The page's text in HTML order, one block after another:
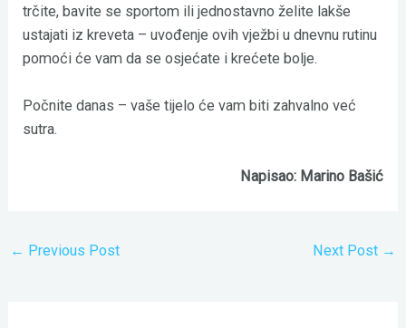
trčite, bavite se sportom ili jednostavno želite lakše
ustajati iz kreveta – uvođenje ovih vježbi u dnevnu rutinu
pomoći će vam da se osjećate i krećete bolje.
Počnite danas – vaše tijelo će vam biti zahvalno već
sutra.
Napisao: Marino Bašić
← Previous Post Next Post →